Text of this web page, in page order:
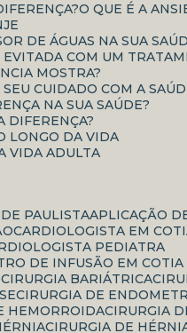
O QUE É A
DE ÁGUAS NA SUA
EVITADA COM UM
MOSTRA?
CUIDADO COM A
NA SUA SAÚDE?
DIFERENÇA?
LONGO DA VIDA
VIDA ADULTA
PAULISTA APLICAÇÃO
CARDIOLOGISTA EM
PEDIATRA
DE INFUSÃO EM COTIA
CIRURGIA BARIÁTRICA
CIRURGIA DE
HEMORROIDA CIRURGIA
CIRURGIA DE